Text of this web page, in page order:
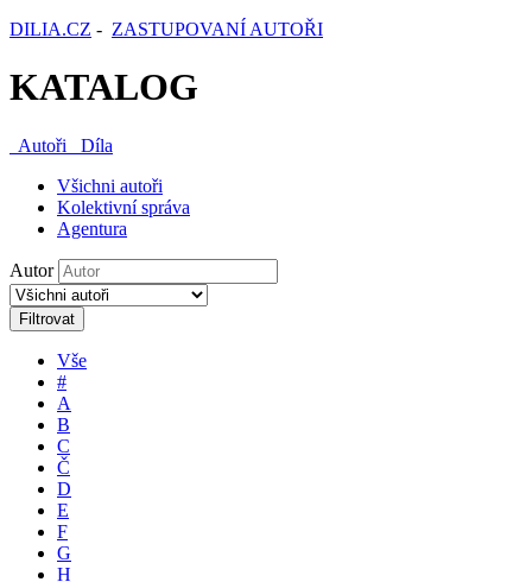
DILIA.CZ - ZASTUPOVANÍ AUTOŘI
KATALOG
Autoři
Díla
Všichni autoři
Kolektivní správa
Agentura
Autor
Filtrovat
Vše
#
A
B
C
Č
D
E
F
G
H